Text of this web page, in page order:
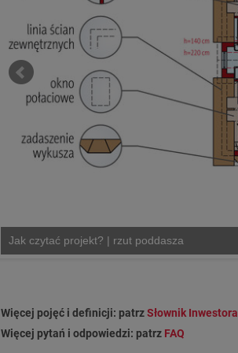
Jak czytać projekt? | rzut poddasza
Więcej pojęć i definicji: patrzSłownik Inwestora
Więcej pytań i odpowiedzi: patrz FAQ